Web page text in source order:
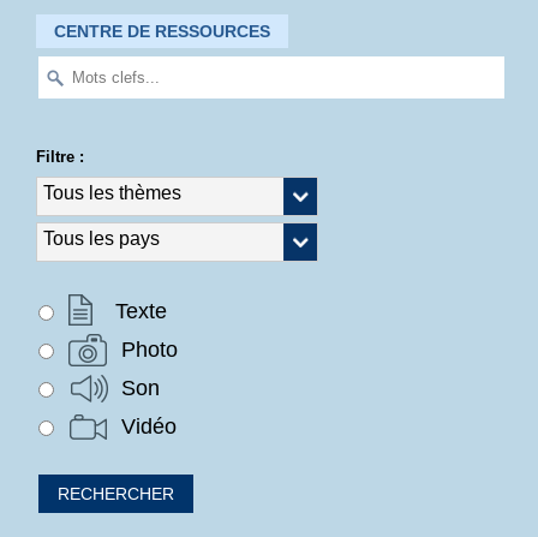
CENTRE DE RESSOURCES
Filtre :
Texte
Photo
Son
Vidéo